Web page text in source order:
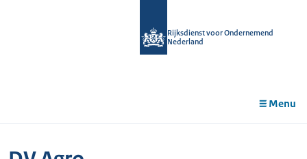
Rijksdienst voor Ondernemend
Nederland
Menu